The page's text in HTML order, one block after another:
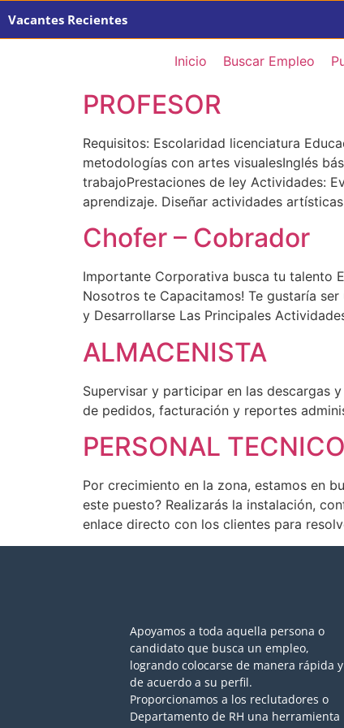
Vacantes Recientes
Inicio Buscar Empleo
PROFESOR
Requisitos: Escolaridad licenciatura
metodologías con artes visualesInglés
trabajoPrestaciones de ley Actividades:
aprendizaje. Diseñar actividades
Chofer – Cobrador
Importante Corporativa busca tu talento
Nosotros te Capacitamos! Te gustaría
y Desarrollarse Las Principales
ALMACENISTA
Supervisar y participar en las descargas
de pedidos, facturación y reportes
PERSONAL
Por crecimiento en la zona, estamos en
este puesto? Realizarás la instalación,
enlace directo con los clientes para
Apoyamos a toda aquella persona o
candidato que busca un empleo,
logrando colocarse de manera rápida y
de acuerdo a su perfil.
Proporcionamos a los reclutadores o
Departamento de RH una herramienta